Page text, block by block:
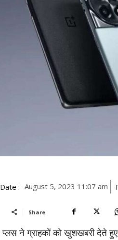
: August 5, 2023 11:07 am
Share
प्लस ने ग्राहकों को खुशखबरी देते हुए